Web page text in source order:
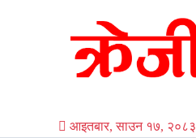
आइतबार, साउन १७, २०८३